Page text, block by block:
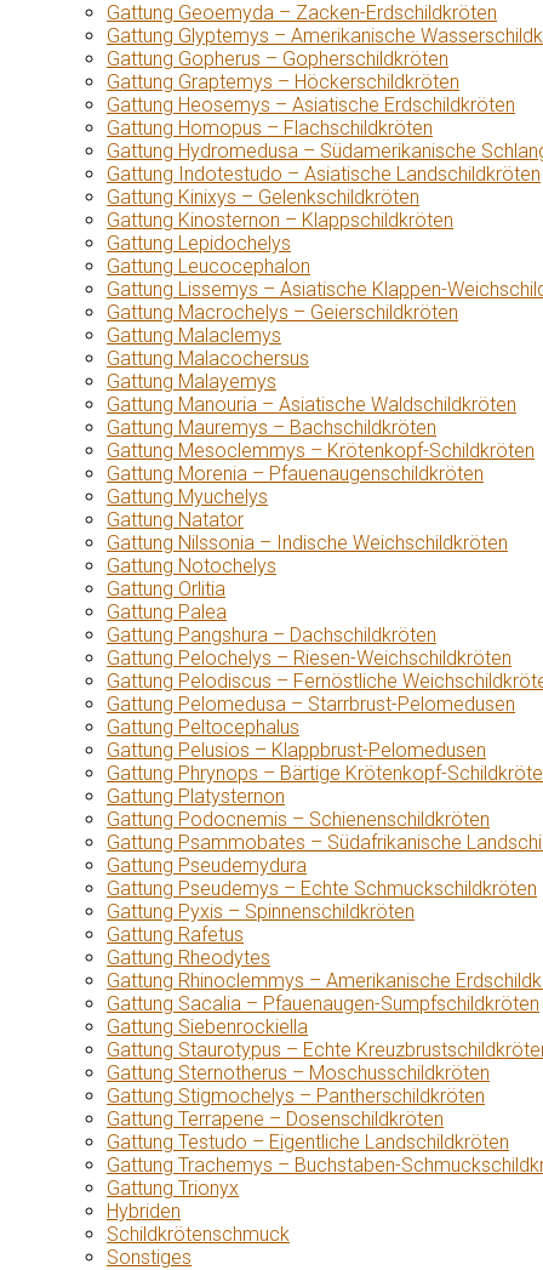
Gattung Geoemyda – Zacken-Erdschildkröten
Gattung Glyptemys – Amerikanische
Gattung Gopherus – Gopherschildkröten
Gattung Graptemys – Höckerschildkröten
Gattung Heosemys – Asiatische Erdschildkröten
Gattung Homopus – Flachschildkröten
Gattung Hydromedusa – Südamerikanische
Gattung Indotestudo – Asiatische Landschildkröten
Gattung Kinixys – Gelenkschildkröten
Gattung Kinosternon – Klappschildkröten
Gattung Lepidochelys
Gattung Leucocephalon
Gattung Lissemys – Asiatische Klappen-
Gattung Macrochelys – Geierschildkröten
Gattung Malaclemys
Gattung Malacochersus
Gattung Malayemys
Gattung Manouria – Asiatische Waldschildkröten
Gattung Mauremys – Bachschildkröten
Gattung Mesoclemmys – Krötenkopf-Schildkröten
Gattung Morenia – Pfauenaugenschildkröten
Gattung Myuchelys
Gattung Natator
Gattung Nilssonia – Indische Weichschildkröten
Gattung Notochelys
Gattung Orlitia
Gattung Palea
Gattung Pangshura – Dachschildkröten
Gattung Pelochelys – Riesen-Weichschildkröten
Gattung Pelodiscus – Fernöstliche
Gattung Pelomedusa – Starrbrust-Pelomedusen
Gattung Peltocephalus
Gattung Pelusios – Klappbrust-Pelomedusen
Gattung Phrynops – Bärtige Krötenkopf-
Gattung Platysternon
Gattung Podocnemis – Schienenschildkröten
Gattung Psammobates – Südafrikanische
Gattung Pseudemydura
Gattung Pseudemys – Echte Schmuckschildkröten
Gattung Pyxis – Spinnenschildkröten
Gattung Rafetus
Gattung Rheodytes
Gattung Rhinoclemmys – Amerikanische
Gattung Sacalia – Pfauenaugen-Sumpfschildkröten
Gattung Siebenrockiella
Gattung Staurotypus – Echte
Gattung Sternotherus – Moschusschildkröten
Gattung Stigmochelys – Pantherschildkröten
Gattung Terrapene – Dosenschildkröten
Gattung Testudo – Eigentliche Landschildkröten
Gattung Trachemys – Buchstaben-
Gattung Trionyx
Hybriden
Schildkrötenschmuck
Sonstiges